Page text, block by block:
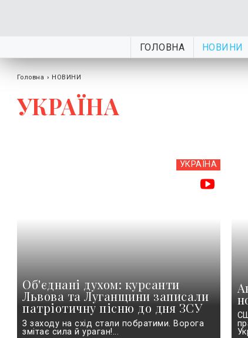
ГОЛОВНА НОВИНИ
Головна › НОВИНИ
УКРАЇНА
УКРАЇНА
Об'єднані духом: курсанти
Львова та Луганщини записали
патріотичну пісню до дня ЗСУ
З заходу на схід стали побратими. Ворога
змітає сила й ураган!...